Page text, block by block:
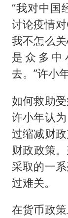
“我对中国
讨论疫情
我不怎么
是众多
去。”许小
如何救助
许小年认
过缩减财
财政政策
采取的一
过难关。
在货币政